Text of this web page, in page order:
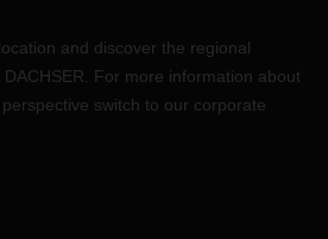
and discover the regional
For more information about
switch to our corporate